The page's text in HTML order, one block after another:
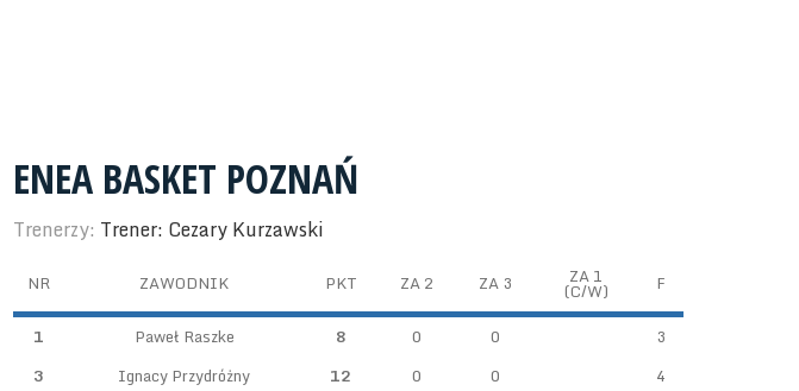
ENEA BASKET POZNAŃ
Trenerzy: Trener: Cezary Kurzawski
NR ZAWODNIK PKT ZA 2 ZA 3 ZA 1
(C/W) F
1 Paweł Raszke 8 0 0
3
3
Ignacy Przydróżny 12 0 0
4